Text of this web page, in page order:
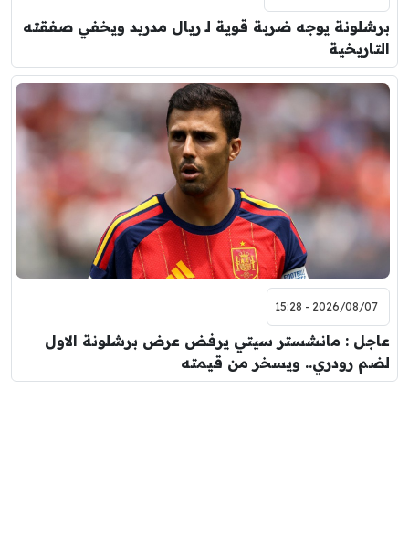
برشلونة يوجه ضربة قوية لـ ريال مدريد ويخفي صفقته
التاريخية
2026/08/07 - 15:28
عاجل : مانشستر سيتي يرفض عرض برشلونة الاول
لضم رودري.. ويسخر من قيمته